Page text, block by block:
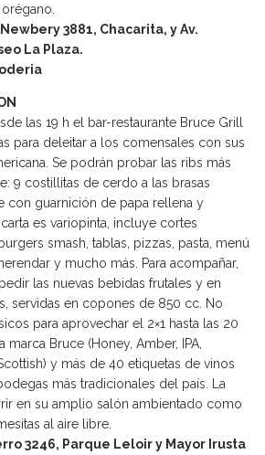
3881, Chacarita, y Av.
La Plaza.
las 19 h el bar-restaurante Bruce Grill
para deleitar a los comensales con sus
Se podrán probar las ribs más
9 costillitas de cerdo a las brasas
con guarnición de papa rellena y
es variopinta, incluye cortes
smash, tablas, pizzas, pasta, menú
y mucho más. Para acompañar,
las nuevas bebidas frutales y en
servidas en copones de 850 cc. No
para aprovechar el 2×1 hasta las 20
marca Bruce (Honey, Amber, IPA,
y más de 40 etiquetas de vinos
más tradicionales del país. La
en su amplio salón ambientado como
al aire libre.
3246, Parque Leloir y Mayor Irusta